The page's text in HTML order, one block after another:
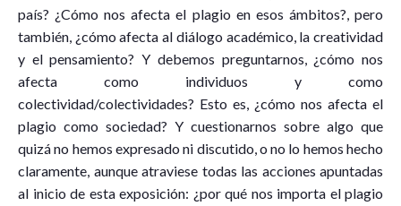
país? ¿Cómo nos afecta el plagio en esos ámbitos?, pero
también, ¿cómo afecta al diálogo académico, la creatividad
y el pensamiento? Y debemos preguntarnos, ¿cómo nos
afecta como individuos y como
colectividad/colectividades? Esto es, ¿cómo nos afecta el
plagio como sociedad? Y cuestionarnos sobre algo que
quizá no hemos expresado ni discutido, o no lo hemos hecho
claramente, aunque atraviese todas las acciones apuntadas
al inicio de esta exposición: ¿por qué nos importa el plagio